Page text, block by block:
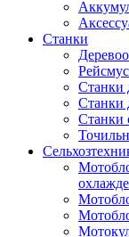
Станки
Станки
Станки
Станки